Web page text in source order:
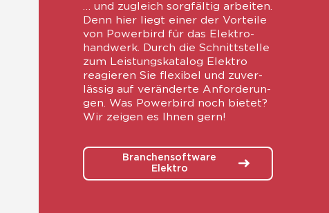
… und zugleich sorg­fäl­tig arbei­ten.
Denn hier liegt einer der Vor­tei­le
von Power­bird für das Elek­tro­
hand­werk. Durch die Schnitt­stel­le
zum Leis­tungs­ka­ta­log Elek­tro
reagie­ren Sie fle­xi­bel und zuver­
läs­sig auf ver­än­der­te Anfor­de­run­
gen. Was Power­bird noch bie­tet?
Wir zei­gen es Ihnen gern!
Branchensoftware
Elektro